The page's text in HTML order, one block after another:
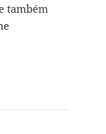
também